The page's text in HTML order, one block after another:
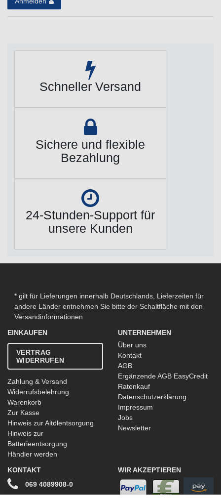
Schneller Versand
Sichere und flexible
Bezahlung
24-Stunden-Support für
unsere Kunden
* gilt für Lieferungen innerhalb Deutschlands, Lieferzeiten für
andere Länder entnehmen Sie bitte der Schaltfläche mit den
Versandinformationen
EINKAUFEN
VERTRAG
WIDERRUFEN
Zahlung & Versand
Widerrufsbelehrung
Warenkorb
Zur Kasse
Hinweis zur Altölentsorgung
Hinweis zur
Batterieentsorgung
Händler werden
UNTERNEHMEN
Über uns
Kontakt
AGB
Ergänzende AGB EasyCredit
Ratenkauf
Datenschutzerklärung
Impressum
Jobs
Newsletter
KONTAKT
069 4089908-0
WIR AKZEPTIEREN